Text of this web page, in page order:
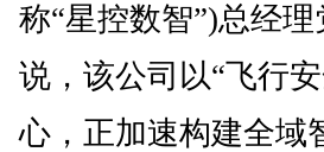
称“星控数智”)总经
说，该公司以“飞行
心，正加速构建全域